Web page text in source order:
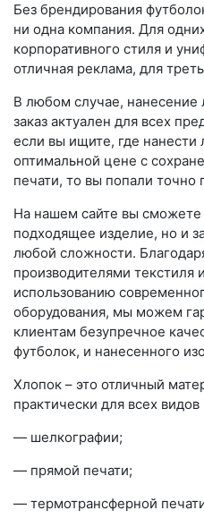
Без брендирования
ни одна компания. Для
корпоративного стиля и
отличная реклама, для
В любом случае, нанесение
заказ актуален для всех
если вы ищите, где нанести
оптимальной цене с
печати, то вы попали точно
На нашем сайте вы сможете
подходящее изделие, но и
любой сложности.
производителями текстиля
использованию
оборудования, мы можем
клиентам безупречное
футболок, и нанесенного
Хлопок – это отличный
практически для всех видов
— шелкографии;
— прямой печати;
— термотрансферной